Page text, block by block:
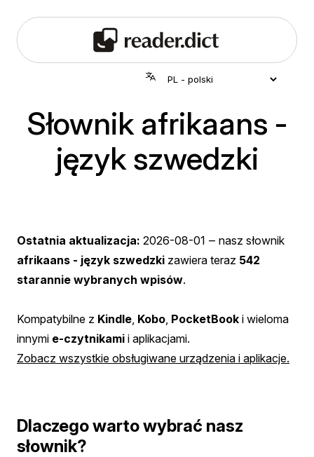
Słownik afrikaans -
język szwedzki
Ostatnia aktualizacja: 2026-08-01 ‒ nasz słownik
afrikaans - język szwedzki zawiera teraz 542
starannie wybranych wpisów.
Kompatybilne z Kindle Kobo PocketBook i wieloma
innymi e-czytnikami i aplikacjami.
Zobacz wszystkie obsługiwane urządzenia i aplikacje.
Dlaczego warto wybrać nasz
słownik?